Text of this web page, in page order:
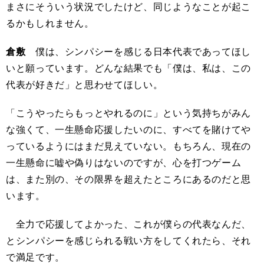
まさにそういう状況でしたけど、同じようなことが起こ
るかもしれません。
倉敷 僕は、シンパシーを感じる日本代表であってほし
いと願っています。どんな結果でも「僕は、私は、この
代表が好きだ」と思わせてほしい。
「こうやったらもっとやれるのに」という気持ちがみん
な強くて、一生懸命応援したいのに、すべてを賭けてや
っているようにはまだ見えていない。もちろん、現在の
一生懸命に嘘や偽りはないのですが、心を打つゲーム
は、また別の、その限界を超えたところにあるのだと思
います。
全力で応援してよかった、これが僕らの代表なんだ、
とシンパシーを感じられる戦い方をしてくれたら、それ
で満足です。